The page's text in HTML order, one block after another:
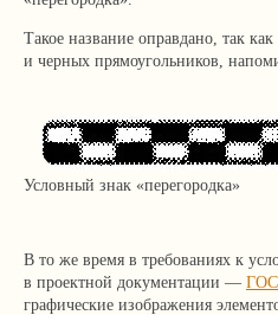
Такое название оправдано, так
и черных прямоугольников,
Условный знак «перегородка»
В то же время в требованиях к
в проектной документации —
графические изображения